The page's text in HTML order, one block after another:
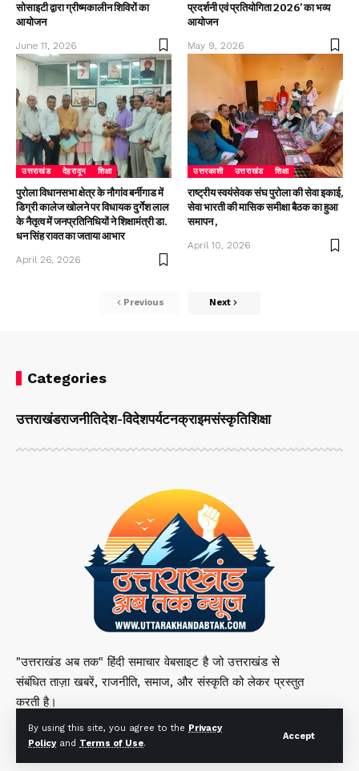
By using this site, you agree to the Privacy
Policyand Terms of Use.
Accept
सोसाइटी द्वारा ग्रीष्मकालीन शिविरों का
आयोजन
June 11, 2026
प्रदर्शनी एवं प्रतियोगिता 2026’ का भव्य
आयोजन
May 9, 2026
उत्तराखंड देहरादून शिक्षा
पुरोला विधानसभा क्षेत्र के नौगांव बर्नीगाड में
डिग्री कालेज खोलने पर विधायक दुर्गेश लाल
के नैतृत्व में जनप्रतिनिधियों ने शिक्षामंत्री डा.
धन सिंह रावत का जताया आभार
April 26, 2026
उत्तरकाशी उत्तराखंड शिक्षा
राष्ट्रीय स्वयंसेवक संघ पुरोला की सेवा इकाई,
सेवा भारती की मासिक समीक्षा बैठक का हुआ
समापन ,
April 10, 2026
Previous Next
Categories
उत्तराखंडराजनीतिदेश-विदेशपर्यटनक्राइमसंस्कृतिशिक्षा
"उत्तराखंड अब तक" हिंदी समाचार वेबसाइट है जो उत्तराखंड से
संबंधित ताज़ा खबरें, राजनीति, समाज, और संस्कृति को लेकर प्रस्तुत
करती है।